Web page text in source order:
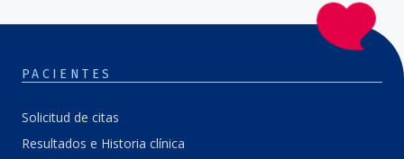
PACIENTES
Solicitud de citas
Resultados e Historia clínica